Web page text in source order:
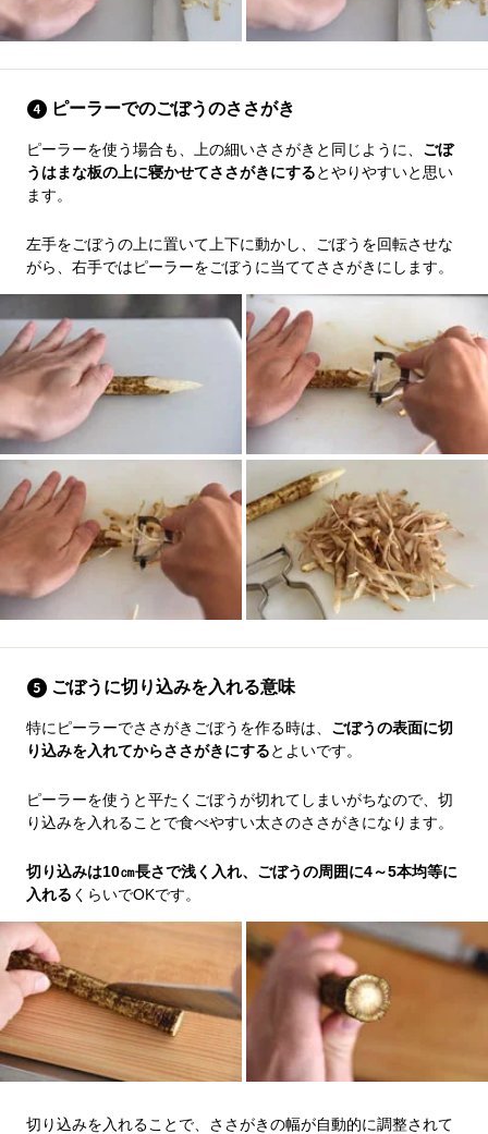
ピーラーでのごぼうのささがき
ピーラーを使う場合も、上の細いささがきと同じように、 ごぼ
うはまな板の上に寝かせてささがきにするとやりやすいと思い
ます。
左手をごぼうの上に置いて上下に動かし、ごぼうを回転させな
がら、右手ではピーラーをごぼうに当ててささがきにします。
ごぼうに切り込みを入れる意味
特にピーラーでささがきごぼうを作る時は、 ごぼうの表面に切
り込みを入れてからささがきにするとよいです。
ピーラーを使うと平たくごぼうが切れてしまいがちなので、切
り込みを入れることで食べやすい太さのささがきになります。
切り込みは10㎝長さで浅く入れ、ごぼうの周囲に4～5本均等に
入れる くらいでOKです。
切り込みを入れることで、ささがきの幅が自動的に調整されて